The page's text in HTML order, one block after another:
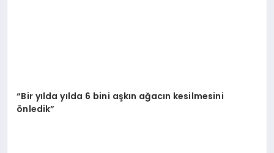
“Bir yılda yılda 6 bini aşkın ağacın kesilmesini
önledik”